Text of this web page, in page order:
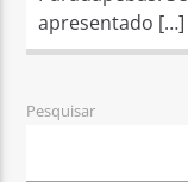
apresentado […]
Pesquisar